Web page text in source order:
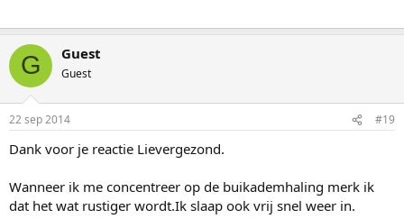
G Guest
Guest
22 sep 2014 #19
Dank voor je reactie Lievergezond.
Wanneer ik me concentreer op de buikademhaling merk ik
dat het wat rustiger wordt.Ik slaap ook vrij snel weer in.